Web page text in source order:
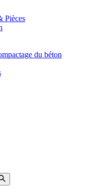
Pièces
du béton